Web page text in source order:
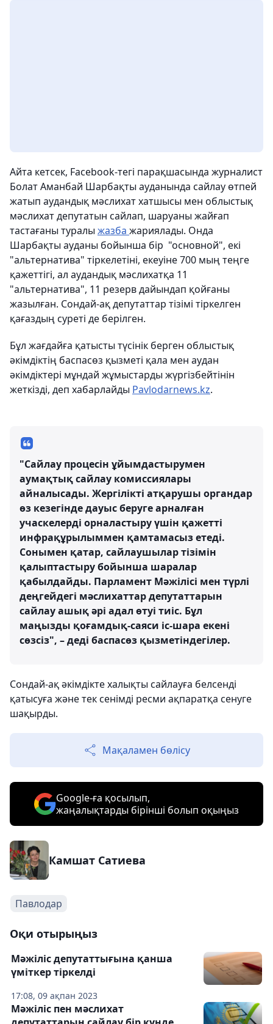
Айта кетсек, Facebook-тегі парақшасында журналист
Болат Аманбай Шарбақты ауданында сайлау өтпей
жатып аудандық мәслихат хатшысы мен облыстық
мәслихат депутатын сайлап, шаруаны жайғап
тастағаны туралы жазба жариялады. Онда
Шарбақты ауданы бойынша бір "основной", екі
"альтернатива" тіркелетіні, екеуіне 700 мың теңге
қажеттігі, ал аудандық мәслихатқа 11
"альтернатива", 11 резерв дайындап қойғаны
жазылған. Сондай-ақ депутаттар тізімі тіркелген
қағаздың суреті де берілген.
Бұл жағдайға қатысты түсінік берген облыстық
әкімдіктің баспасөз қызметі қала мен аудан
әкімдіктері мұндай жұмыстарды жүргізбейтінін
жеткізді, деп хабарлайды Pavlodarnews.kz.
"Сайлау процесін ұйымдастырумен
аумақтық сайлау комиссиялары
айналысады. Жергілікті атқарушы органдар
өз кезегінде дауыс беруге арналған
учаскелерді орналастыру үшін қажетті
инфрақұрылыммен қамтамасыз етеді.
Сонымен қатар, сайлаушылар тізімін
қалыптастыру бойынша шаралар
қабылдайды. Парламент Мәжілісі мен түрлі
деңгейдегі мәслихаттар депутаттарын
сайлау ашық әрі адал өтуі тиіс. Бұл
маңызды қоғамдық-саяси іс-шара екені
сөзсіз", – деді баспасөз қызметіндегілер.
Сондай-ақ әкімдікте халықты сайлауға белсенді
қатысуға және тек сенімді ресми ақпаратқа сенуге
шақырды.
Мақаламен бөлісу
Google-ға қосылып,
жаңалықтарды бірінші болып оқыңыз
Камшат Сатиева
Павлодар
Оқи отырыңыз
17:08, 09 ақпан 2023
Мәжіліс депутаттығына қанша
үміткер тіркелді
Мәжіліс пен мәслихат